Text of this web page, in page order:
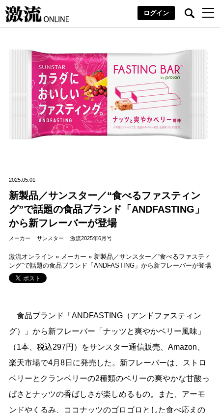
ログイン
2025.05.01
新製品／サンスター／“食べるファスティン
グ”で話題の食品ブランド「ANDFASTING」
から新フレーバーが登場
メーカー サンスター 激流2025年6月号
激流オンライン » メーカー » 新製品／サンスター／“食べるファスティ
ング”で話題の食品ブランド「ANDFASTING」から新フレーバーが登場
食品ブランド「ANDFASTING（アンドファスティン
グ）」から新フレーバー「ナッツと爽やかベリー風味」
（1本、税込297円）をサンスター通信販売、Amazon、
楽天市場で4月8日に発売した。新フレーバーは、ストロ
ベリーとクランベリーの2種類のベリーの爽やかな甘酸っ
ぱさとナッツの香ばしさが楽しめるもの。また、アーモ
ンドやくるみ、ココナッツのゴロゴロとした食べ応えの